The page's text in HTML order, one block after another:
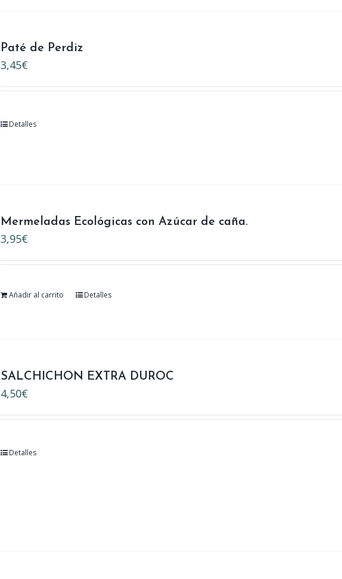
Paté de Perdiz
3,45€
Detalles
Mermeladas Ecológicas con Azúcar de caña.
3,95€
Añadir al carrito Detalles
SALCHICHON EXTRA DUROC
4,50€
Detalles